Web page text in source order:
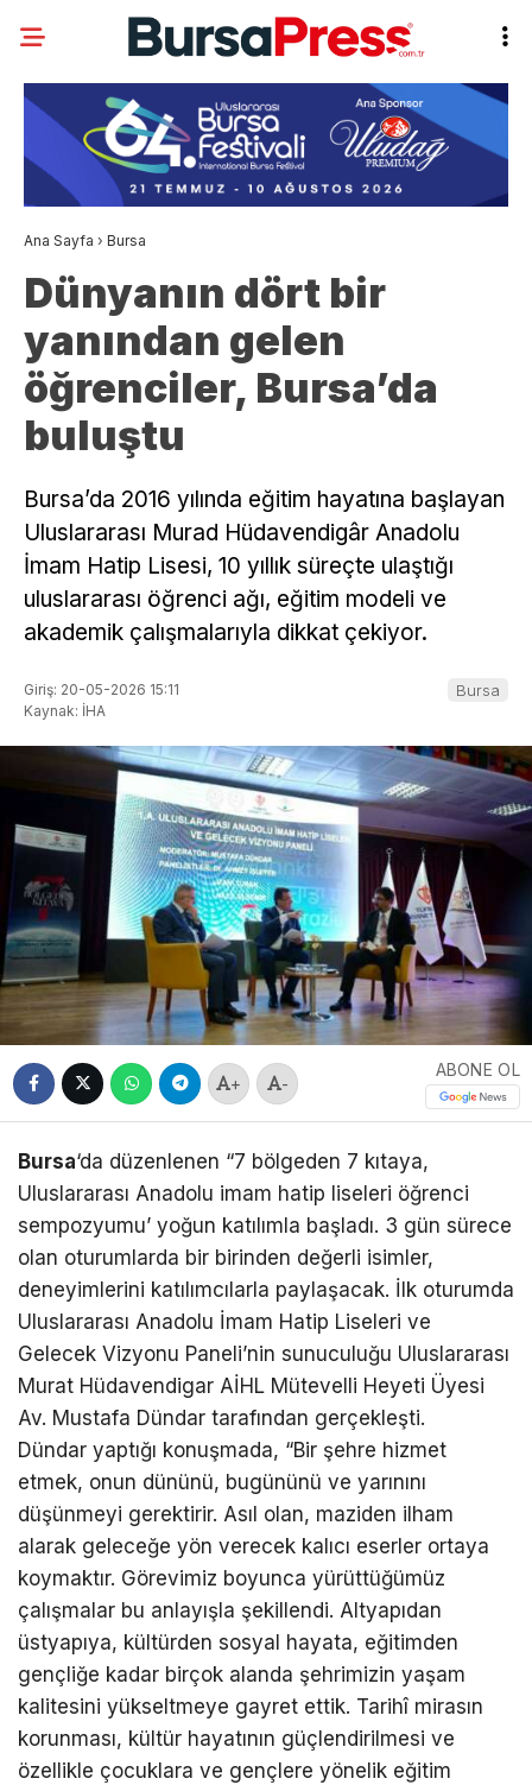
Ana Sayfa › Bursa
Dünyanın dört bir
yanından gelen
öğrenciler, Bursa’da
buluştu
Bursa’da 2016 yılında eğitim hayatına başlayan
Uluslararası Murad Hüdavendigâr Anadolu
İmam Hatip Lisesi, 10 yıllık süreçte ulaştığı
uluslararası öğrenci ağı, eğitim modeli ve
akademik çalışmalarıyla dikkat çekiyor.
Giriş: 20-05-2026 15:11
Kaynak: İHA
Bursa
+ -
ABONE OL
Bursa‘da düzenlenen “7 bölgeden 7 kıtaya,
Uluslararası Anadolu imam hatip liseleri öğrenci
sempozyumu’ yoğun katılımla başladı. 3 gün sürece
olan oturumlarda bir birinden değerli isimler,
deneyimlerini katılımcılarla paylaşacak. İlk oturumda
Uluslararası Anadolu İmam Hatip Liseleri ve
Gelecek Vizyonu Paneli’nin sunuculuğu Uluslararası
Murat Hüdavendigar AİHL Mütevelli Heyeti Üyesi
Av. Mustafa Dündar tarafından gerçekleşti.
Dündar yaptığı konuşmada, “Bir şehre hizmet
etmek, onun dününü, bugününü ve yarınını
düşünmeyi gerektirir. Asıl olan, maziden ilham
alarak geleceğe yön verecek kalıcı eserler ortaya
koymaktır. Görevimiz boyunca yürüttüğümüz
çalışmalar bu anlayışla şekillendi. Altyapıdan
üstyapıya, kültürden sosyal hayata, eğitimden
gençliğe kadar birçok alanda şehrimizin yaşam
kalitesini yükseltmeye gayret ettik. Tarihî mirasın
korunması, kültür hayatının güçlendirilmesi ve
özellikle çocuklara ve gençlere yönelik eğitim